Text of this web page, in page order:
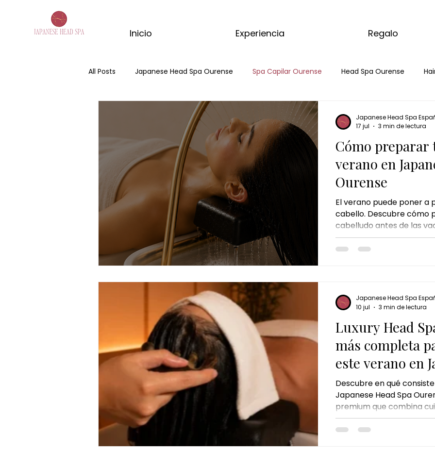
Inicio Experiencia Regalo
All Posts Japanese Head Spa Ourense Spa Capilar Ourense Head Spa Ourense
Hair Spa Spa Capilar
matcha massage kyoto matcha ritual masajes del munndo masaje de jengibre
masaje corporal con jengibre masaje de chocolate chocolate dubai ritual
cheque de regalo ourense
Cómo preparar
verano en
Ourense
El verano puede poner a
cabello. Descubre cómo
cabelludo antes de las
ayudan a prevenir la
Spa es una excelente
Japanese Head Spa
17 jul
3 min de lectura
Luxury Head
más completa
este verano en
Spa Ourense
Descubre en qué
Japanese Head Spa
premium que combina
masaje corporal y
qué incluye, para quién
Japanese Head Spa
10 jul
3 min de lectura